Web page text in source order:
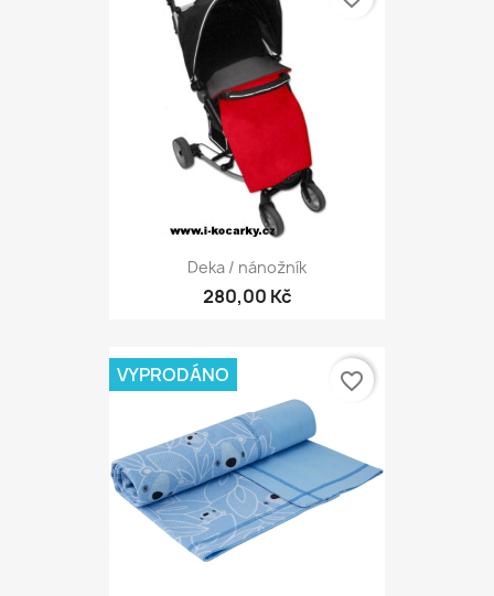
Deka / nánožník
280,00 Kč
VYPRODÁNO favorite_border